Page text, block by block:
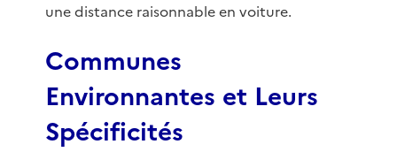
une distance raisonnable en voiture.
Communes
Environnantes et Leurs
Spécificités